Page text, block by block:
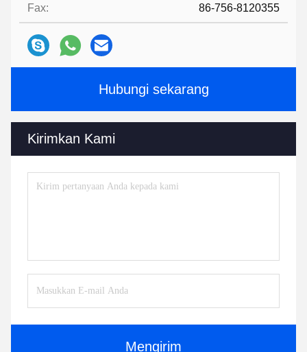
Fax: 86-756-8120355
Hubungi sekarang
Kirimkan Kami
Mengirim